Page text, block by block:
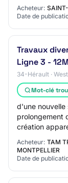
Acheteur:
Date de
Travaux
Ligne 3 -
34-Hérault ·
Mot-clé
d'une
prolongement
création
niveau de la
Acheteur: TAM
MONTPELLIER
Date de